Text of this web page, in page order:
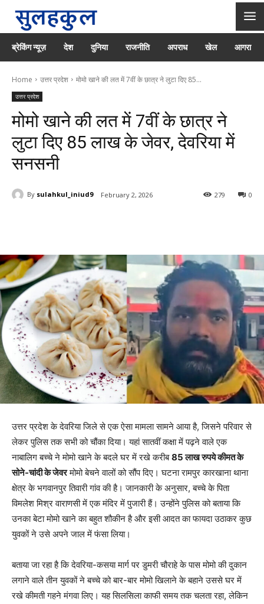
ब्रेकिंग न्यूज़ देश दुनिया राजनीति अपराध खेल आगरा
Home उत्तर प्रदेश मोमो खाने की लत में 7वीं के छात्र ने लुटा दिए 85...
उत्तर प्रदेश
मोमो खाने की लत में 7वीं के छात्र ने
लुटा दिए 85 लाख के जेवर, देवरिया में
सनसनी
By sulahkul_iniud9 February 2, 2026 0
279
उत्तर प्रदेश के देवरिया जिले से एक ऐसा मामला सामने आया है, जिसने परिवार से
लेकर पुलिस तक सभी को चौंका दिया। यहां सातवीं कक्षा में पढ़ने वाले एक
नाबालिग बच्चे ने मोमो खाने के बदले घर में रखे करीब85 लाख रुपये कीमत के
सोने-चांदी के जेवरमोमो बेचने वालों को सौंप दिए। घटना रामपुर कारखाना थाना
क्षेत्र के भगवानपुर तिवारी गांव की है। जानकारी के अनुसार, बच्चे के पिता
विमलेश मिश्र वाराणसी में एक मंदिर में पुजारी हैं। उन्होंने पुलिस को बताया कि
उनका बेटा मोमो खाने का बहुत शौकीन है और इसी आदत का फायदा उठाकर कुछ
युवकों ने उसे अपने जाल में फंसा लिया।
बताया जा रहा है कि देवरिया-कसया मार्ग पर डुमरी चौराहे के पास मोमो की दुकान
लगाने वाले तीन युवकों ने बच्चे को बार-बार मोमो खिलाने के बहाने उससे घर में
रखे कीमती गहने मंगवा लिए। यह सिलसिला काफी समय तक चलता रहा, लेकिन